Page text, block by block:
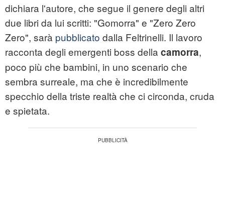
dichiara l'autore, che segue il genere degli altri
due libri da lui scritti: "Gomorra" e "Zero Zero
Zero", sarà pubblicato dalla Feltrinelli. Il lavoro
racconta degli emergenti boss della camorra,
poco più che bambini, in uno scenario che
sembra surreale, ma che è incredibilmente
specchio della triste realtà che ci circonda, cruda
e spietata.